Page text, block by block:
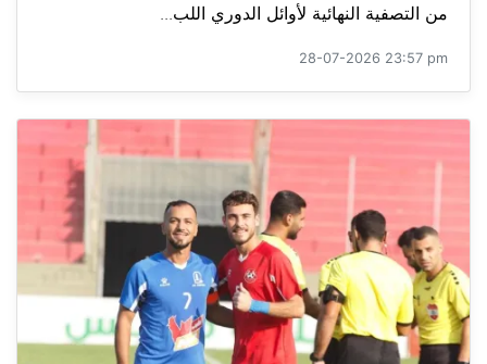
من التصفية النهائية لأوائل الدوري اللب...
28-07-2026 23:57 pm